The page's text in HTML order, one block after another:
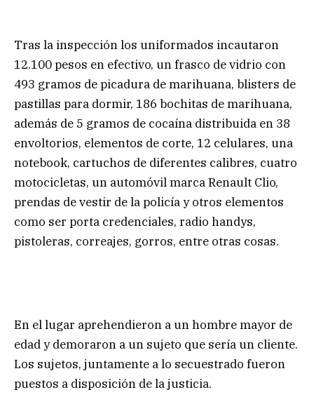
Tras la inspección los uniformados incautaron
12.100 pesos en efectivo, un frasco de vidrio con
493 gramos de picadura de marihuana, blisters de
pastillas para dormir, 186 bochitas de marihuana,
además de 5 gramos de cocaína distribuida en 38
envoltorios, elementos de corte, 12 celulares, una
notebook, cartuchos de diferentes calibres, cuatro
motocicletas, un automóvil marca Renault Clio,
prendas de vestir de la policía y otros elementos
como ser porta credenciales, radio handys,
pistoleras, correajes, gorros, entre otras cosas.
En el lugar aprehendieron a un hombre mayor de
edad y demoraron a un sujeto que sería un cliente.
Los sujetos, juntamente a lo secuestrado fueron
puestos a disposición de la justicia.